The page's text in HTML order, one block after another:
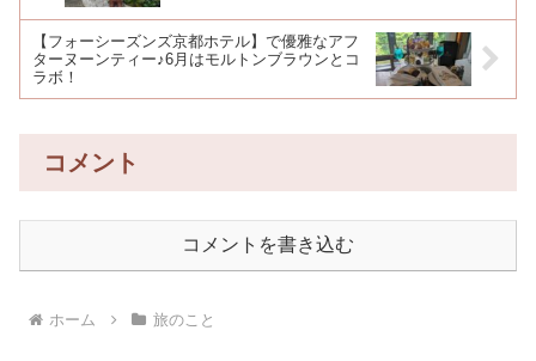
【フォーシーズンズ京都ホテル】で優雅なアフ
ターヌーンティー♪6月はモルトンブラウンとコ
ラボ！
コメント
コメントを書き込む
ホーム 旅のこと